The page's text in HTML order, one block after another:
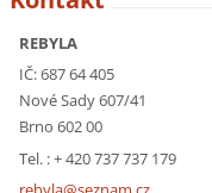
REBYLA
IČ: 687 64 405
Nové Sady 607/41
Brno 602 00
Tel. : + 420 737 737 179